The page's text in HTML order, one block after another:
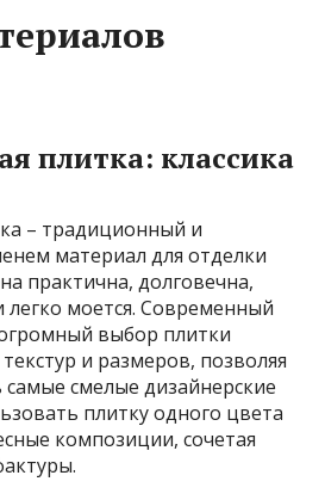
плитка: классика
– традиционный и
материал для отделки
практична, долговечна,
легко моется. Современный
выбор плитки
и размеров, позволяя
смелые дизайнерские
плитку одного цвета
композиции, сочетая